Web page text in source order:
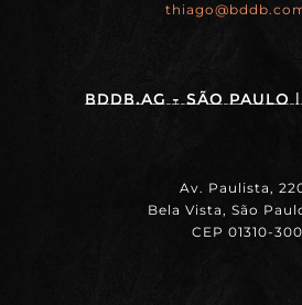
BDDB.ag - SÃO PAULO
Av. Paulista,
Bela Vista, São
CEP 01310-300